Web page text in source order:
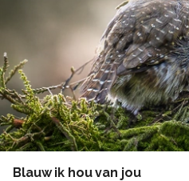
Blauw ik hou van jou